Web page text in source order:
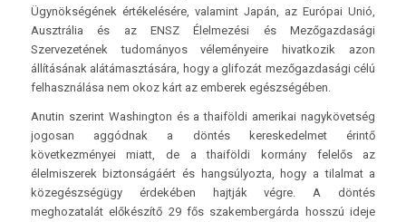
Ügynökségének értékelésére, valamint Japán, az Európai Unió,
Ausztrália és az ENSZ Élelmezési és Mezőgazdasági
Szervezetének tudományos véleményeire hivatkozik azon
állításának alátámasztására, hogy a glifozát mezőgazdasági célú
felhasználása nem okoz kárt az emberek egészségében.
Anutin szerint Washington és a thaiföldi amerikai nagykövetség
jogosan aggódnak a döntés kereskedelmet érintő
következményei miatt, de a thaiföldi kormány felelős az
élelmiszerek biztonságáért és hangsúlyozta, hogy a tilalmat a
közegészségügy érdekében hajtják végre. A döntés
meghozatalát előkészítő 29 fős szakembergárda hosszú ideje